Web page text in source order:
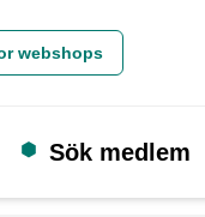
webshops
Sök medlem